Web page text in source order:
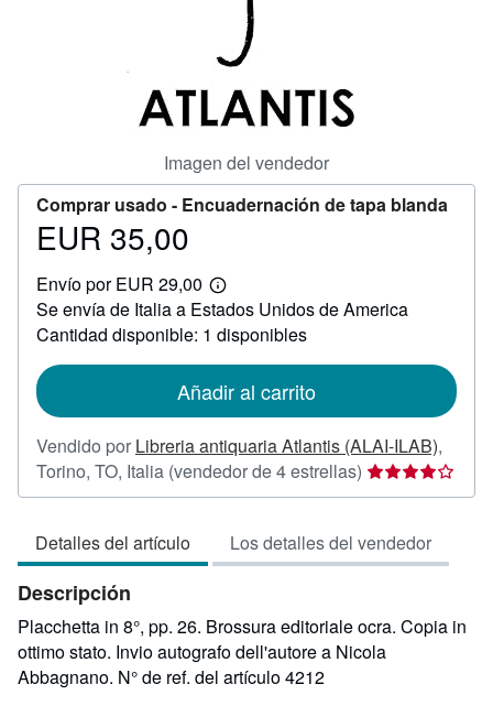
Imagen del vendedor
Comprar usado - Encuadernación de tapa blanda
Precio
35,00
EUR 35,00
Envío por EUR 29,00
Más
información
sobre
las
envío
Se envía de Italia a Estados Unidos de America
Cantidad disponible: 1 disponibles
Añadir al carrito
Vendido por Libreria antiquaria Atlantis (ALAI-ILAB),
Torino, TO, Italia (vendedor de 4 estrellas) Calificación
del
4
de
estrellas
Detalles del artículo Los detalles del vendedor
Descripción
Placchetta in 8°, pp. 26. Brossura editoriale ocra. Copia in
ottimo stato. Invio autografo dell'autore a Nicola
Abbagnano. N° de ref. del artículo 4212